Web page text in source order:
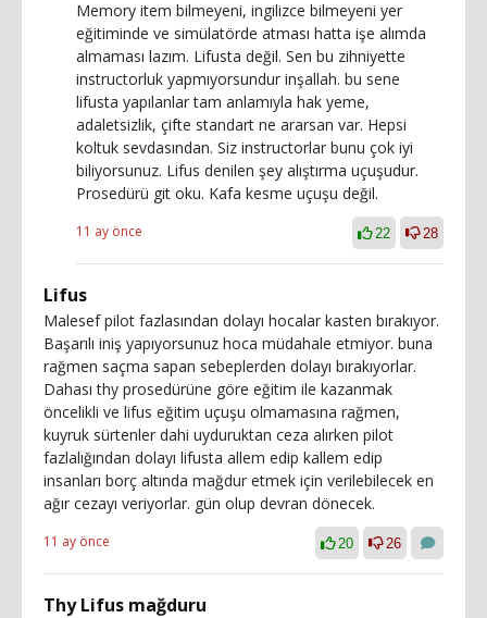
Memory item bilmeyeni, ingilizce bilmeyeni yer
eğitiminde ve simülatörde atması hatta işe alımda
almaması lazım. Lifusta değil. Sen bu zihniyette
instructorluk yapmıyorsundur inşallah. bu sene
lifusta yapılanlar tam anlamıyla hak yeme,
adaletsizlik, çifte standart ne ararsan var. Hepsi
koltuk sevdasından. Siz instructorlar bunu çok iyi
biliyorsunuz. Lifus denilen şey alıştırma uçuşudur.
Prosedürü git oku. Kafa kesme uçuşu değil.
11 ay önce 22 28
Lifus
Malesef pilot fazlasından dolayı hocalar kasten bırakıyor.
Başarılı iniş yapıyorsunuz hoca müdahale etmiyor. buna
rağmen saçma sapan sebeplerden dolayı bırakıyorlar.
Dahası thy prosedürüne göre eğitim ile kazanmak
öncelikli ve lifus eğitim uçuşu olmamasına rağmen,
kuyruk sürtenler dahi uyduruktan ceza alırken pilot
fazlalığından dolayı lifusta allem edip kallem edip
insanları borç altında mağdur etmek için verilebilecek en
ağır cezayı veriyorlar. gün olup devran dönecek.
11 ay önce 20 26
Thy Lifus mağduru